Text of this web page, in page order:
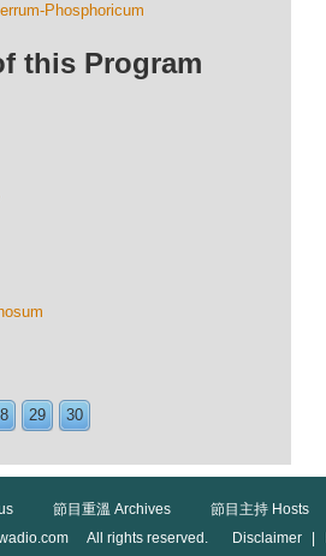
Phosphoricum
this Program
29 30
節目重溫 Archives 節目主持 Hosts
All rights reserved.
Disclaimer